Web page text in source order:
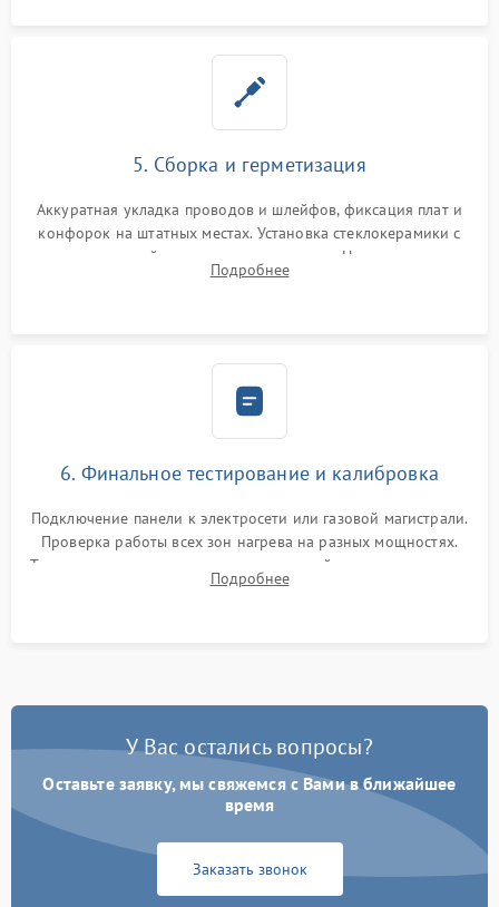
5. Сборка и герметизация
Аккуратная укладка проводов и шлейфов, фиксация плат и
конфорок на штатных местах. Установка стеклокерамики с
проверкой равномерности зазоров. Нанесение
термостойкого герметика или укладка уплотнительной
Подробнее
6. Финальное тестирование и калибровка
Подключение панели к электросети или газовой магистрали.
Проверка работы всех зон нагрева на разных мощностях.
Тестирование сенсорного управления, таймера, индикаторов
остаточного тепла и систем защиты от перегрева.
Подробнее
У Вас остались вопросы?
Оставьте заявку, мы свяжемся с Вами в ближайшее
время
Заказать звонок